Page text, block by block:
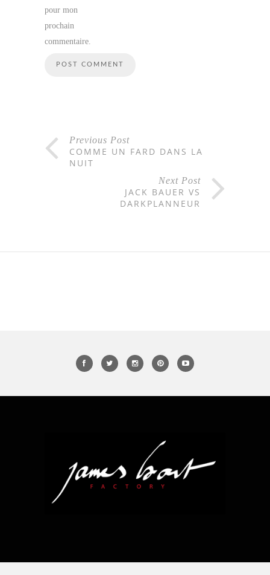
pour mon
prochain
commentaire.
Previous Post
COMME UN FARD DANS LA
NUIT
Next Post
JACK BAUER VS
DARKPLANNEUR